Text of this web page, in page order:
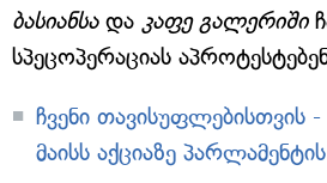
ბასიანსადა კაფე გალერიში
სპეცოპერაციას
ჩვენი
მაისს აქციაზე